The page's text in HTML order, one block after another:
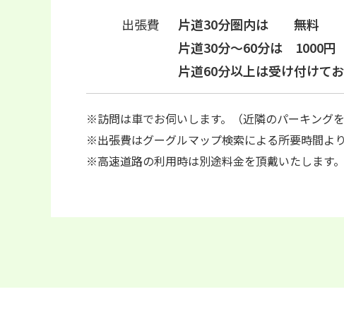
出張費
片道30分圏内は 無料
片道30分～60分は
片道60分以上は受け付
※訪問は車でお伺いします。（近隣のパーキング
※出張費はグーグルマップ検索による所要時間よ
※高速道路の利用時は別途料金を頂戴いたします。